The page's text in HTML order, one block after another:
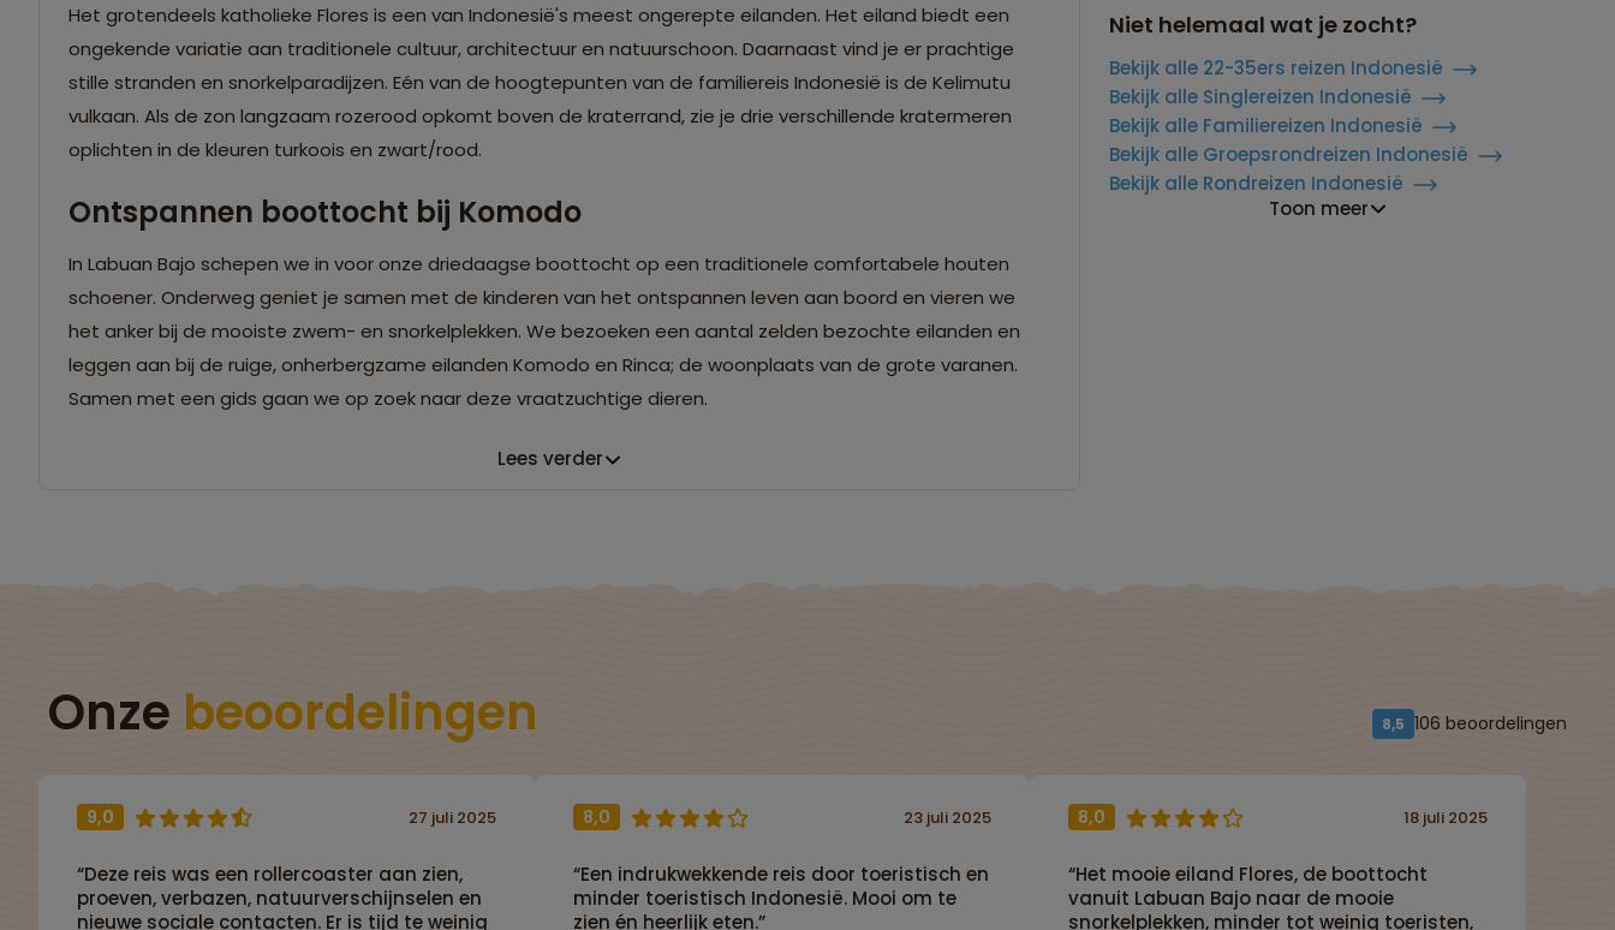
Het grotendeels katholieke Flores is een van Indonesië's meest ongerepte eilanden. Het eiland biedt een
ongekende variatie aan traditionele cultuur, architectuur en natuurschoon. Daarnaast vind je er prachtige
stille stranden en snorkelparadijzen. Eén van de hoogtepunten van de familiereis Indonesië is de Kelimutu
vulkaan. Als de zon langzaam rozerood opkomt boven de kraterrand, zie je drie verschillende kratermeren
oplichten in de kleuren turkoois en zwart/rood.
Ontspannen boottocht bij Komodo
In Labuan Bajo schepen we in voor onze driedaagse boottocht op een traditionele comfortabele houten
schoener. Onderweg geniet je samen met de kinderen van het ontspannen leven aan boord en vieren we
het anker bij de mooiste zwem- en snorkelplekken. We bezoeken een aantal zelden bezochte eilanden en
leggen aan bij de ruige, onherbergzame eilanden Komodo en Rinca; de woonplaats van de grote varanen.
Samen met een gids gaan we op zoek naar deze vraatzuchtige dieren.
Lees verder
Niet helemaal wat je zocht?
Bekijk alle 22-35ers reizen Indonesië
Bekijk alle Singlereizen Indonesië
Bekijk alle Familiereizen Indonesië
Bekijk alle Groepsrondreizen Indonesië
Bekijk alle Rondreizen Indonesië
Toon meer
Onze beoordelingen 8,5 106 beoordelingen
9,0
“Deze reis was een rollercoaster aan zien,
proeven, verbazen, natuurverschijnselen en
nieuwe sociale contacten. Er is tijd te weinig
27 juli 2025 8,0
“Een indrukwekkende reis door toeristisch en
minder toeristisch Indonesië. Mooi om te
zien én heerlijk eten.”
23 juli 2025 8,0
“Het mooie eiland Flores, de boottocht
vanuit Labuan Bajo naar de mooie
snorkelplekken, minder tot weinig toeristen,
18 juli 2025